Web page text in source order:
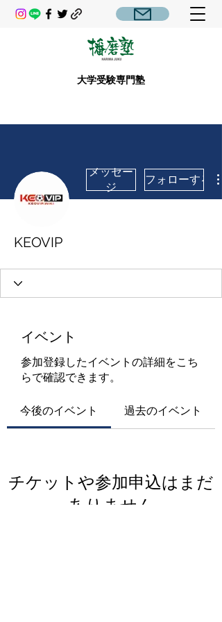
大学受験専門塾
メッセー
ジ
フォローする
KEOVIP
イベント
参加登録したイベントの詳細をこち
らで確認できます。
今後のイベント 過去のイベント
チケットや参加申込はまだ
ありません